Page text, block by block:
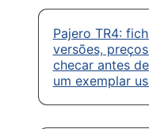
Pajero TR4:
versões,
checar antes
um exemplar